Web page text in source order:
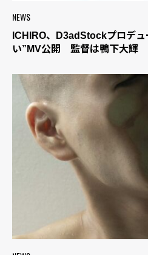
NEWS
ICHIRO、D3adStockプロデ
い”MV公開 監督は鴨下大輝